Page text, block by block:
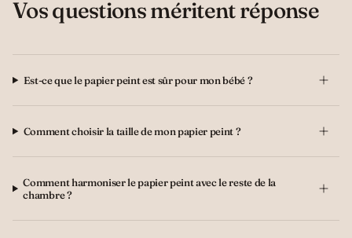
Vos questions méritent réponse
Est-ce que le papier peint est sûr pour mon bébé ?
Comment choisir la taille de mon papier peint ?
Comment harmoniser le papier peint avec le reste de la
chambre ?